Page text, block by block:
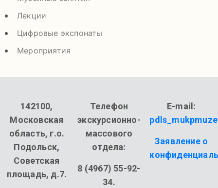
Лекции
Цифровые экспонаты
Мероприятия
142100,
Московская
область, г.о.
Подольск,
Советская
площадь, д.7.
Телефон
экскурсионно-
массового
отдела:
8 (4967) 55-92-
34.
E-mail:
Заявление о